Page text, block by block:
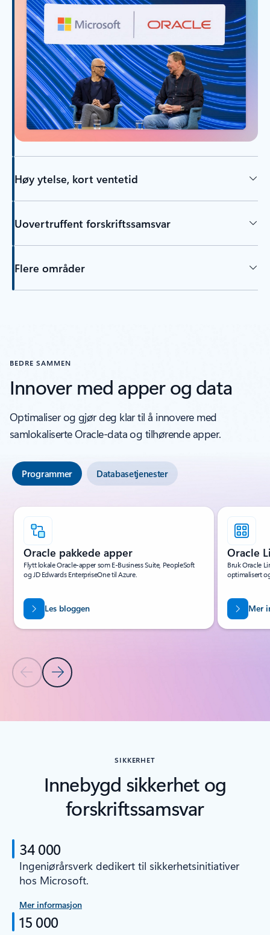
Høy ytelse, kort ventetid
Uovertruffent forskriftssamsvar
Flere områder
BEDRE SAMMEN
Innover med apper og data
Optimaliser og gjør deg klar til å innovere med
samlokaliserte Oracle-data og tilhørende apper.
Programmer Databasetjenester
Viser lysbilde 1 av 6
Forrige lysbildeNeste lysbilde
Oracle pakkede apper
Flytt lokale Oracle-apper som E-Business Suite, PeopleSoft
og JD Edwards EnterpriseOne til Azure.
Les bloggen
Oracle
Bruk Oracle
optimalisert
Mer
Tilbake til navigasjonskontroller for karusell
SIKKERHET
Innebygd sikkerhet og
forskriftssamsvar
34 000
Ingeniørårsverk dedikert til sikkerhetsinitiativer
hos Microsoft.
Mer informasjon
15 000